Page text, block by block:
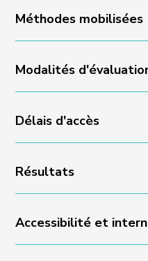
Méthodes mobilisées
Animation des
activité
Modalités
Évaluation des acquis
ou un rendu de projet
Délais d'accès
Admissibilité sur
Experience : réponse
Résultats
Taux de satisfaction
Taux de progression
Accessibilité et